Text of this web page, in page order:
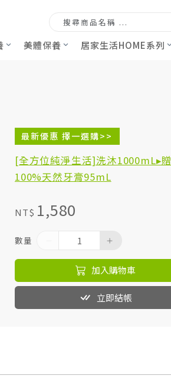
美體保養 居家生活HOME系列
最新優惠 擇一選購>>
[全方位純淨生活]洗沐1000mL▸贈
100%天然牙膏95mL
NT$ 1,580
數量
加入購物車
立即結帳